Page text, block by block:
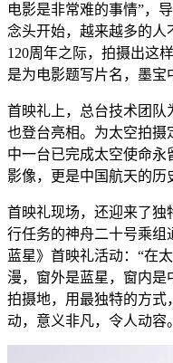
电影是非常难的事情”，
念头开始，越来越多的人
120周年之际，拍摄出这
是为电影题写片名，墨宝
首映礼上，总台技术团队
也登台亮相。为太空拍摄
中一台已完成太空使命
影像，更是中国航天的历
首映礼现场，还迎来了独
行任务的神舟二十号乘组
蓝星》首映礼活动：“在
漫，窗外是蓝星，窗内是
拍摄地，用最独特的方式
动，意义非凡，令人动容。